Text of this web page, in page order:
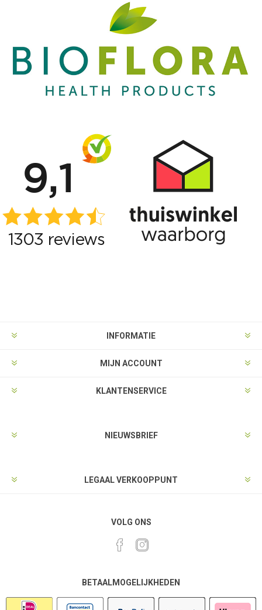
INFORMATIE
MIJN ACCOUNT
KLANTENSERVICE
NIEUWSBRIEF
LEGAAL VERKOOPPUNT
VOLG ONS
BETAALMOGELIJKHEDEN